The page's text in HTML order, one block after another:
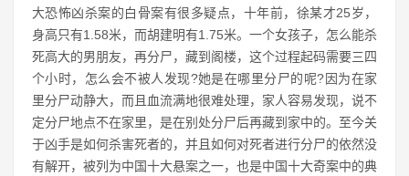
大恐怖凶杀案的白骨案有很多疑点，十年前，徐某才25岁，
身高只有1.58米，而胡建明有1.75米。一个女孩子，怎么能杀
死高大的男朋友，再分尸，藏到阁楼，这个过程起码需要三四
个小时，怎么会不被人发现?她是在哪里分尸的呢?因为在家
里分尸动静大，而且血流满地很难处理，家人容易发现，说不
定分尸地点不在家里，是在别处分尸后再藏到家中的。至今关
于凶手是如何杀害死者的，并且如何对死者进行分尸的依然没
有解开，被列为中国十大悬案之一，也是中国十大奇案中的典